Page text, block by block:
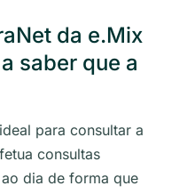
da e.Mix
saber que a
para consultar a
consultas
dia de forma que